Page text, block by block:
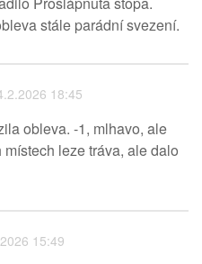
stále parádní svezení.
18:45
obleva. -1, mlhavo, ale
leze tráva, ale dalo
15:49